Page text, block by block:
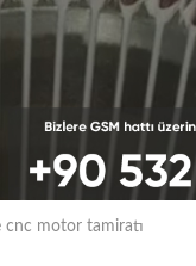
cnc motor tamiratı